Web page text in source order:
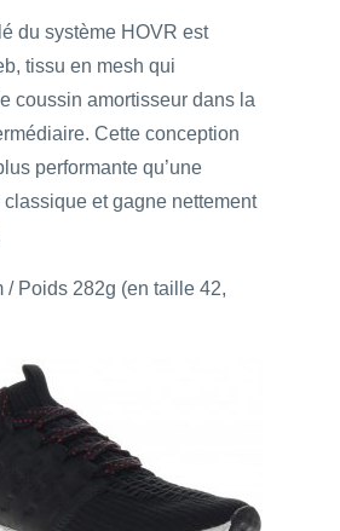
du système HOVR est
tissu en mesh qui
coussin amortisseur dans la
Cette conception
performante qu’une
et gagne nettement
/ Poids 282g (en taille 42,